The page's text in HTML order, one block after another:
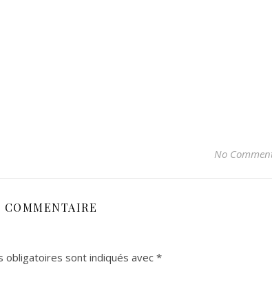
No
obligatoires sont indiqués avec *